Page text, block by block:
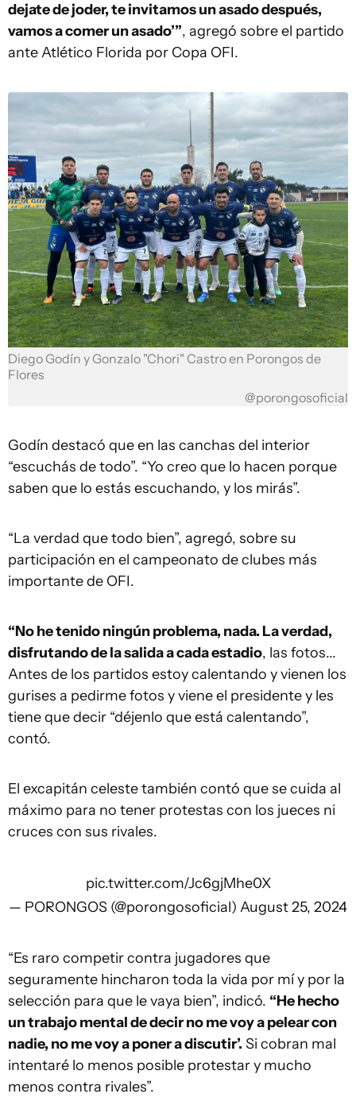
dejate de joder, te invitamos un asado después,
vamos a comer un asado’”, agregó sobre el partido
ante Atlético Florida por Copa OFI.
Diego Godín y Gonzalo "Chori" Castro en Porongos de
Flores
@porongosoficial
Godín destacó que en las canchas del interior
“escuchás de todo”. “Yo creo que lo hacen porque
saben que lo estás escuchando, y los mirás”.
“La verdad que todo bien”, agregó, sobre su
participación en el campeonato de clubes más
importante de OFI.
“No he tenido ningún problema, nada. La verdad,
disfrutando de la salida a cada estadio, las fotos...
Antes de los partidos estoy calentando y vienen los
gurises a pedirme fotos y viene el presidente y les
tiene que decir “déjenlo que está calentando”,
contó.
El excapitán celeste también contó que se cuida al
máximo para no tener protestas con los jueces ni
cruces con sus rivales.
pic.twitter.com/Jc6gjMhe0X
— PORONGOS (@porongosoficial) August 25, 2024
“Es raro competir contra jugadores que
seguramente hincharon toda la vida por mí y por la
selección para que le vaya bien”, indicó. “He hecho
un trabajo mental de decir no me voy a pelear con
nadie, no me voy a poner a discutir’. Si cobran mal
intentaré lo menos posible protestar y mucho
menos contra rivales”.